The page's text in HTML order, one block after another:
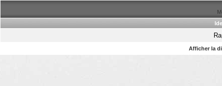
Afficher la